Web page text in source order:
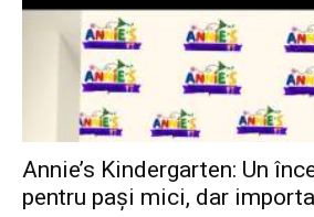
Annie’s Kindergarten: Un
pentru pași mici, dar